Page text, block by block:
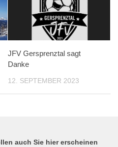
JFV Gersprenztal sagt
Danke
12. SEPTEMBER 2023
auch Sie hier erscheinen